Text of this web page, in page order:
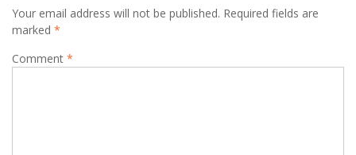
Your email address will not be published. Required fields are
marked *
Comment *